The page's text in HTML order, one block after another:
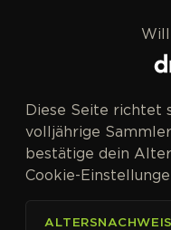
Cherry Pie
dicht,
Diese Seite richtet
volljährige
bestätige dein
Cookie-
ALTERSNACHWEIS